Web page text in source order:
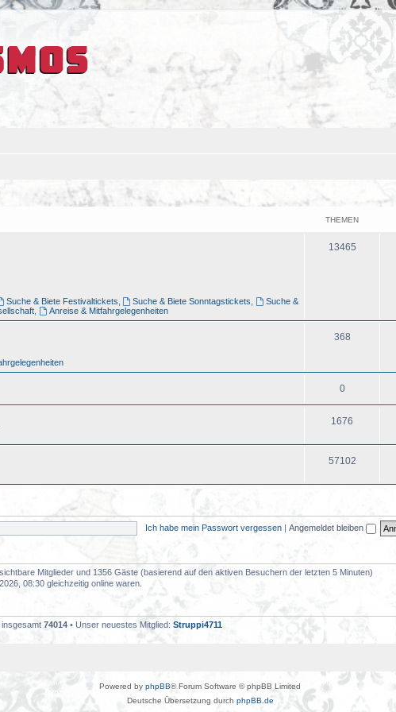
THEMEN
Suche & Biete Festivaltickets Suche & Biete Sonntagstickets
Suche &
, Anreise & Mitfahrgelegenheiten
13465
368
0
1676
57102
Ich habe mein Passwort vergessen | Angemeldet bleiben
Mitglieder und 1356 Gäste (basierend auf den aktiven Besuchern der letzten 5 Minuten)
08:30 gleichzeitig online waren.
insgesamt 74014 • Unser neuestes Mitglied: Struppi4711
Powered by phpBB® Forum Software © phpBB Limited
Deutsche Übersetzung durch phpBB.de